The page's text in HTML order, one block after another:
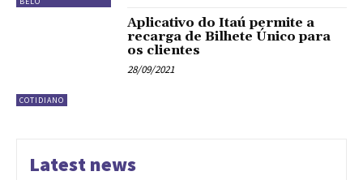
COTIDIANO
Aplicativo do Itaú permite a
recarga de Bilhete Único para
os clientes
28/09/2021
Latest news